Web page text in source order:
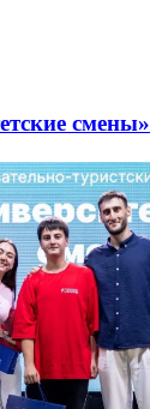
смены»